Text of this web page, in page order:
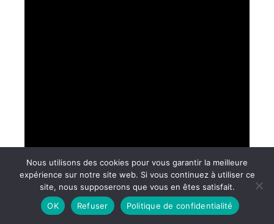
Nous utilisons des cookies pour vous garantir la meilleure
expérience sur notre site web. Si vous continuez à utiliser ce
site, nous supposerons que vous en êtes satisfait.
OK
Refuser Politique de confidentialité